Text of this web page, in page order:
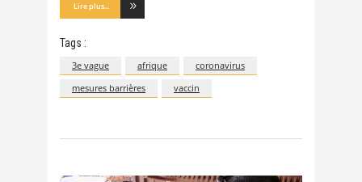
Lire plus...
Tags :
3e vague afrique
coronavirus
mesures barrières
vaccin